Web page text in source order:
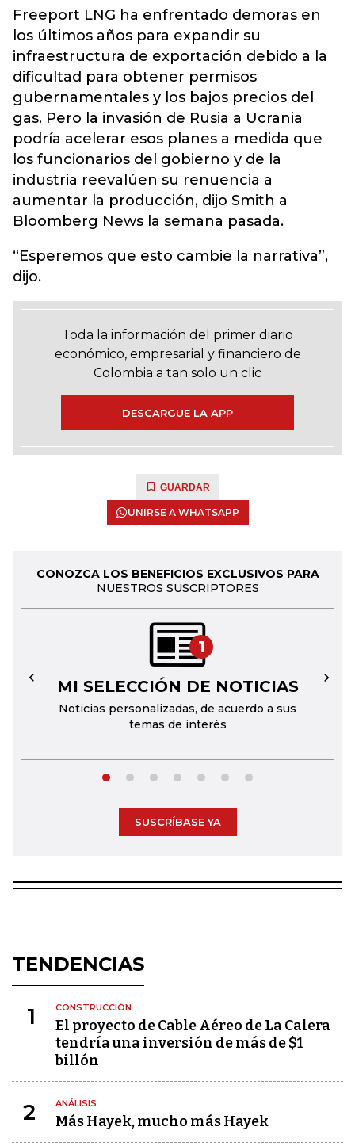
Freeport LNG ha enfrentado demoras en
los últimos años para expandir su
infraestructura de exportación debido a la
dificultad para obtener permisos
gubernamentales y los bajos precios del
gas. Pero la invasión de Rusia a Ucrania
podría acelerar esos planes a medida que
los funcionarios del gobierno y de la
industria reevalúen su renuencia a
aumentar la producción, dijo Smith a
Bloomberg News la semana pasada.
“Esperemos que esto cambie la narrativa”,
dijo.
Toda la información del primer diario
económico, empresarial y financiero de
Colombia a tan solo un clic
DESCARGUE LA APP
GUARDAR
UNIRSE A WHATSAPP
CONOZCA LOS BENEFICIOS EXCLUSIVOS PARA
NUESTROS SUSCRIPTORES
1
MI SELECCIÓN DE NOTICIAS
Noticias personalizadas, de acuerdo a sus
temas de interés
← →
SUSCRÍBASE YA
TENDENCIAS
1 CONSTRUCCIÓN
El proyecto de Cable Aéreo de La Calera
tendría una inversión de más de $1
billón
2 ANÁLISIS
Más Hayek, mucho más Hayek